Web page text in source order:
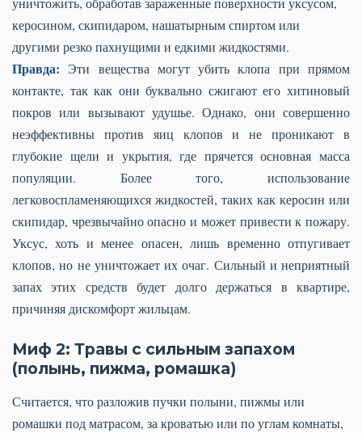
керосином, скипидаром, нашатырным спиртом или
другими резко пахнущими и едкими жидкостями.
Правда: Эти вещества могут убить клопа при прямом
контакте, так как они буквально сжигают его хитиновый
покров или вызывают удушье. Однако, они совершенно
неэффективны против яиц клопов и не проникают в
глубокие щели и укрытия, где прячется основная масса
популяции. Более того, использование
легковоспламеняющихся жидкостей, таких как керосин или
скипидар, чрезвычайно опасно и может привести к пожару.
Уксус, хоть и менее опасен, лишь временно отпугивает
клопов, но не уничтожает их очаг. Сильный и неприятный
запах этих средств будет долго держаться в квартире,
причиняя дискомфорт жильцам.
Миф 2: Травы с сильным запахом
(полынь, пижма, ромашка)
Считается, что разложив пучки полыни, пижмы или
ромашки под матрасом, за кроватью или по углам комнаты,